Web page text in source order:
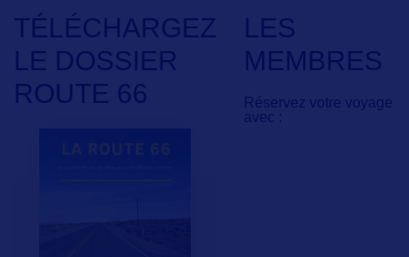
LES
MEMBRES
Réservez votre voyage
avec :
TÉLÉCHARGEZ
LE DOSSIER
ROUTE 66